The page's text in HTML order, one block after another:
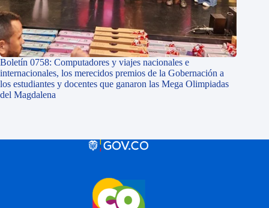
Boletín 0758: Computadores y viajes nacionales e
internacionales, los merecidos premios de la Gobernación a
los estudiantes y docentes que ganaron las Mega Olimpiadas
del Magdalena